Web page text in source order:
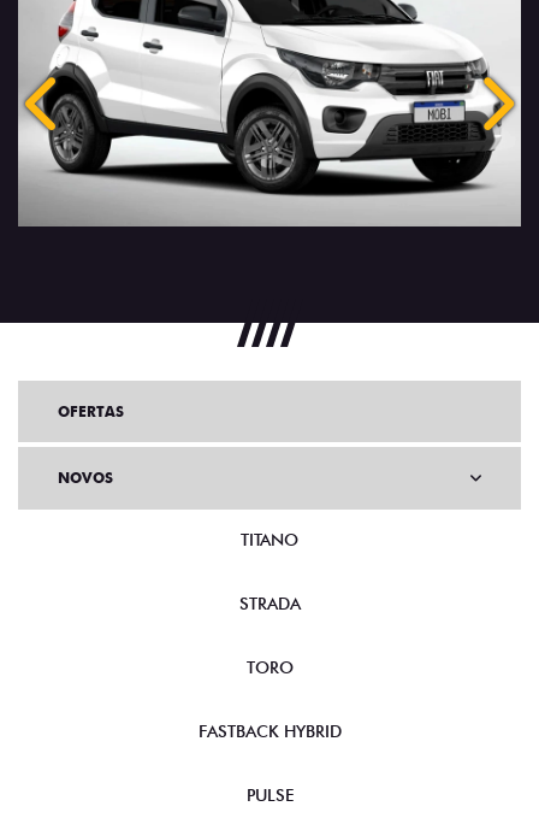
Anterior
OFERTAS
NOVOS
TITANO
STRADA
TORO
FASTBACK HYBRID
PULSE